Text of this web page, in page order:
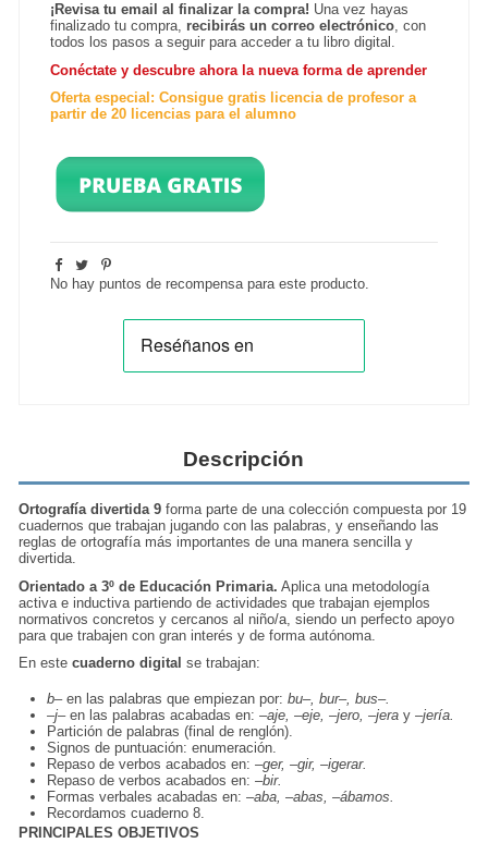
¡Revisa tu email al finalizar la compra! Una vez hayas
finalizado tu compra, recibirás un correo electrónico, con
todos los pasos a seguir para acceder a tu libro digital.
Conéctate y descubre ahora la nueva forma de aprender
Oferta especial: Consigue gratis licencia de profesor a
partir de 20 licencias para el alumno
No hay puntos de recompensa para este producto.
Descripción
Ortografía divertida 9forma parte de una colección compuesta por 19
cuadernos que trabajan jugando con las palabras, y enseñando las
reglas de ortografía más importantes de una manera sencilla y
divertida.
Orientado a 3º de Educación Primaria. Aplica una metodología
activa e inductiva partiendo de actividades que trabajan ejemplos
normativos concretos y cercanos al niño/a, siendo un perfecto apoyo
para que trabajen con gran interés y de forma autónoma.
En estecuaderno digital se trabajan:
b–en las palabras que empiezan por: bu–, bur–, bus–.
–j–en las palabras acabadas en:–aje, –eje, –jero, –jeray–jería.
Partición de palabras (final de renglón).
Signos de puntuación: enumeración.
Repaso de verbos acabados en:–ger, –gir, –igerar.
Repaso de verbos acabados en:–bir.
Formas verbales acabadas en:–aba, –abas, –ábamos.
Recordamos cuaderno 8.
PRINCIPALES OBJETIVOS